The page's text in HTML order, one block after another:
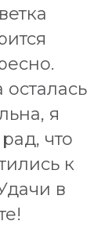
я
что
к
в